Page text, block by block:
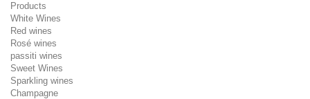
Products
White Wines
Red wines
Rosé wines
passiti wines
Sweet Wines
Sparkling wines
Champagne